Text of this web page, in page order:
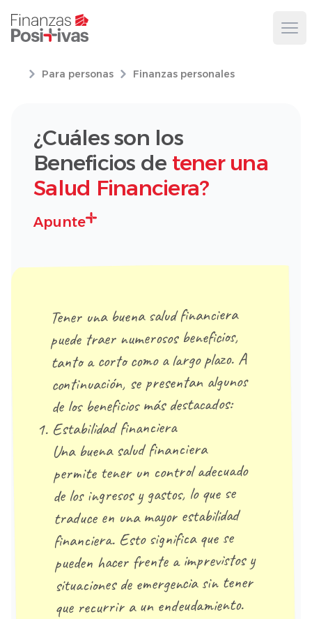
Para personas Finanzas personales
¿Cuáles son los
Beneficios de tener una
Salud Financiera?
Apunte
Tener una buena salud financiera
puede traer numerosos beneficios,
tanto a corto como a largo plazo. A
continuación, se presentan algunos
de los beneficios más destacados:
Estabilidad financiera
Una buena salud financiera
permite tener un control adecuado
de los ingresos y gastos, lo que se
traduce en una mayor estabilidad
financiera. Esto significa que se
pueden hacer frente a imprevistos y
situaciones de emergencia sin tener
que recurrir a un endeudamiento.